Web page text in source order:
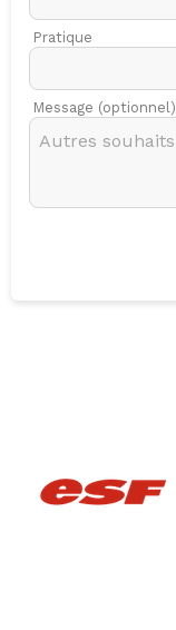
Pratique
Message (optionnel)